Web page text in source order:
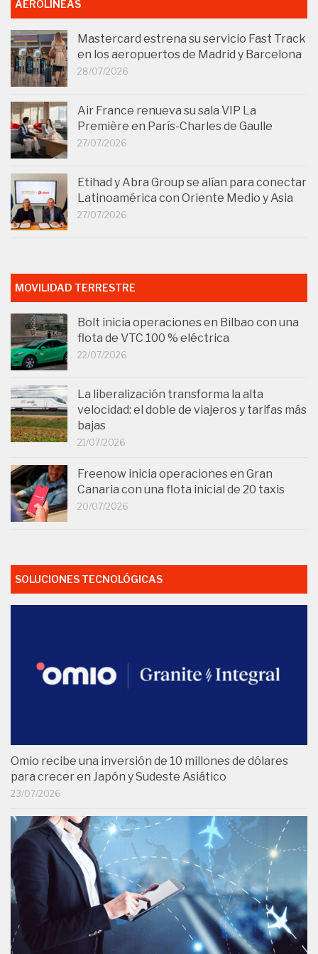
AEROLÍNEAS
Mastercard estrena su servicio Fast Track
en los aeropuertos de Madrid y Barcelona
28/07/2026
Air France renueva su sala VIP La
Première en París-Charles de Gaulle
27/07/2026
Etihad y Abra Group se alían para conectar
Latinoamérica con Oriente Medio y Asia
27/07/2026
MOVILIDAD TERRESTRE
Bolt inicia operaciones en Bilbao con una
flota de VTC 100 % eléctrica
22/07/2026
La liberalización transforma la alta
velocidad: el doble de viajeros y tarifas más
bajas
21/07/2026
Freenow inicia operaciones en Gran
Canaria con una flota inicial de 20 taxis
20/07/2026
SOLUCIONES TECNOLÓGICAS
Omio recibe una inversión de 10 millones de dólares
para crecer en Japón y Sudeste Asiático
23/07/2026